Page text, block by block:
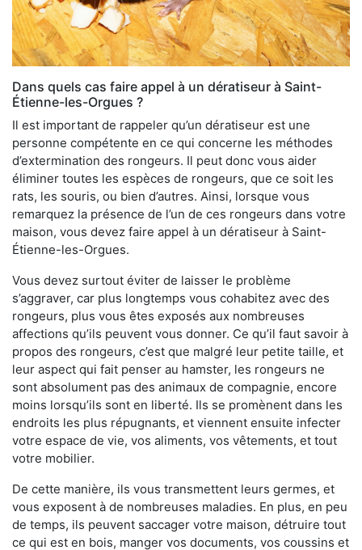
Dans quels cas faire appel à un dératiseur à Saint-
Étienne-les-Orgues ?
Il est important de rappeler qu’un dératiseur est une
personne compétente en ce qui concerne les méthodes
d’extermination des rongeurs. Il peut donc vous aider
éliminer toutes les espèces de rongeurs, que ce soit les
rats, les souris, ou bien d’autres. Ainsi, lorsque vous
remarquez la présence de l’un de ces rongeurs dans votre
maison, vous devez faire appel à un dératiseur à Saint-
Étienne-les-Orgues.
Vous devez surtout éviter de laisser le problème
s’aggraver, car plus longtemps vous cohabitez avec des
rongeurs, plus vous êtes exposés aux nombreuses
affections qu’ils peuvent vous donner. Ce qu’il faut savoir à
propos des rongeurs, c’est que malgré leur petite taille, et
leur aspect qui fait penser au hamster, les rongeurs ne
sont absolument pas des animaux de compagnie, encore
moins lorsqu’ils sont en liberté. Ils se promènent dans les
endroits les plus répugnants, et viennent ensuite infecter
votre espace de vie, vos aliments, vos vêtements, et tout
votre mobilier.
De cette manière, ils vous transmettent leurs germes, et
vous exposent à de nombreuses maladies. En plus, en peu
de temps, ils peuvent saccager votre maison, détruire tout
ce qui est en bois, manger vos documents, vos coussins et